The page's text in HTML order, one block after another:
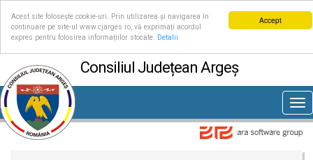
Accept
Acest site folosește cookie-uri. Prin utilizarea și navigarea în
continuare pe site-ul www.cjarges.ro, vă exprimați acordul
expres pentru folosirea informațiilor stocate.
Detalii
Consiliul Județean Argeș